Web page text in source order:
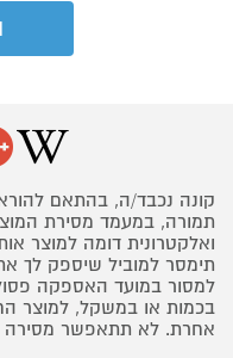
קונה נכבד/ה, בהתאם
תמורה, במעמד מסירת
ואלקטרונית דומה למוצר
תימסר למוביל שיספק לך
למסור במועד האספקה
בכמות או במשקל, למוצר
אחרת. לא תתאפשר מסירה